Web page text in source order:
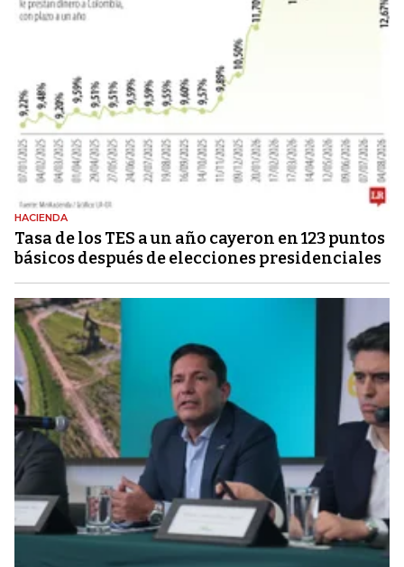
HACIENDA
Tasa de los TES a un año cayeron en 123 puntos
básicos después de elecciones presidenciales